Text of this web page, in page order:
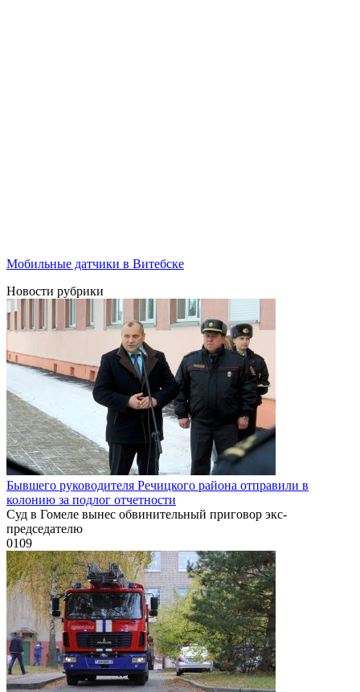
Мобильные датчики в Витебске
Новости рубрики
Бывшего руководителя Речицкого района отправили в
колонию за подлог отчетности
Суд в Гомеле вынес обвинительный приговор экс-
председателю
0109